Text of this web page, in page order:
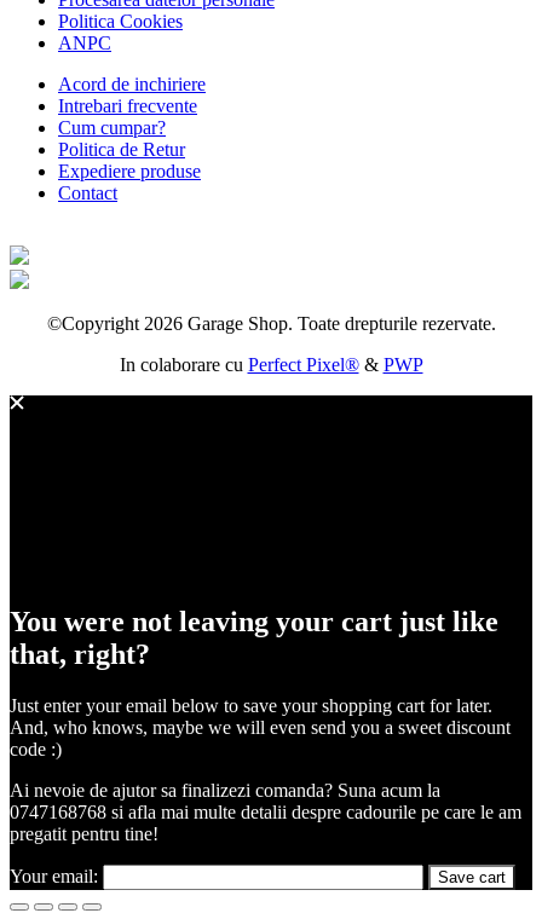
Politica Cookies
ANPC
Acord de inchiriere
Intrebari frecvente
Cum cumpar?
Politica de Retur
Expediere produse
Contact
©Copyright 2026 Garage Shop. Toate drepturile rezervate.
In colaborare cu Perfect Pixel®& PWP
You were not leaving your cart just like
that, right?
Just enter your email below to save your shopping cart for later.
And, who knows, maybe we will even send you a sweet discount
code :)
Ai nevoie de ajutor sa finalizezi comanda? Suna acum la
0747168768 si afla mai multe detalii despre cadourile pe care le am
pregatit pentru tine!
Your email: Save cart